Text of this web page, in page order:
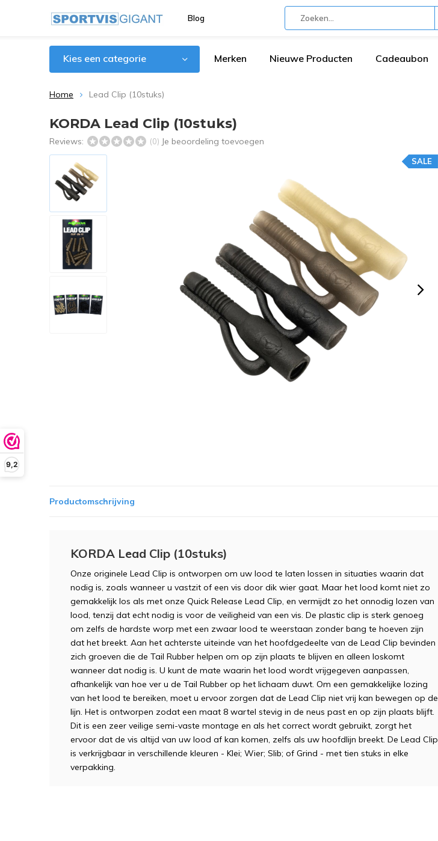
9,2
Blog
Kies een categorie Merken Nieuwe Producten Cadeaubon
Home Lead Clip (10stuks)
KORDA Lead Clip (10stuks)
Reviews: (0) Je beoordeling toevoegen
SALE
Productomschrijving
KORDA Lead Clip (10stuks)
Onze originele Lead Clip is ontworpen om uw lood te laten lossen in situaties waarin dat
nodig is, zoals wanneer u vastzit of een vis door dik wier gaat. Maar het lood komt niet zo
gemakkelijk los als met onze Quick Release Lead Clip, en vermijdt zo het onnodig lozen van
lood, tenzij dat echt nodig is voor de veiligheid van een vis. De plastic clip is sterk genoeg
om zelfs de hardste worp met een zwaar lood te weerstaan zonder bang te hoeven zijn
dat het breekt. Aan het achterste uiteinde van het hoofdgedeelte van de Lead Clip bevinden
zich groeven die de Tail Rubber helpen om op zijn plaats te blijven en alleen loskomt
wanneer dat nodig is. U kunt de mate waarin het lood wordt vrijgegeven aanpassen,
afhankelijk van hoe ver u de Tail Rubber op het lichaam duwt. Om een gemakkelijke lozing
van het lood te bereiken, moet u ervoor zorgen dat de Lead Clip niet vrij kan bewegen op de
lijn. Het is ontworpen zodat een maat 8 wartel stevig in de neus past en op zijn plaats blijft.
Dit is een zeer veilige semi-vaste montage en als het correct wordt gebruikt, zorgt het
ervoor dat de vis altijd van uw lood af kan komen, zelfs als uw hoofdlijn breekt. De Lead Clip
is verkrijgbaar in verschillende kleuren - Klei; Wier; Slib; of Grind - met tien stuks in elke
verpakking.